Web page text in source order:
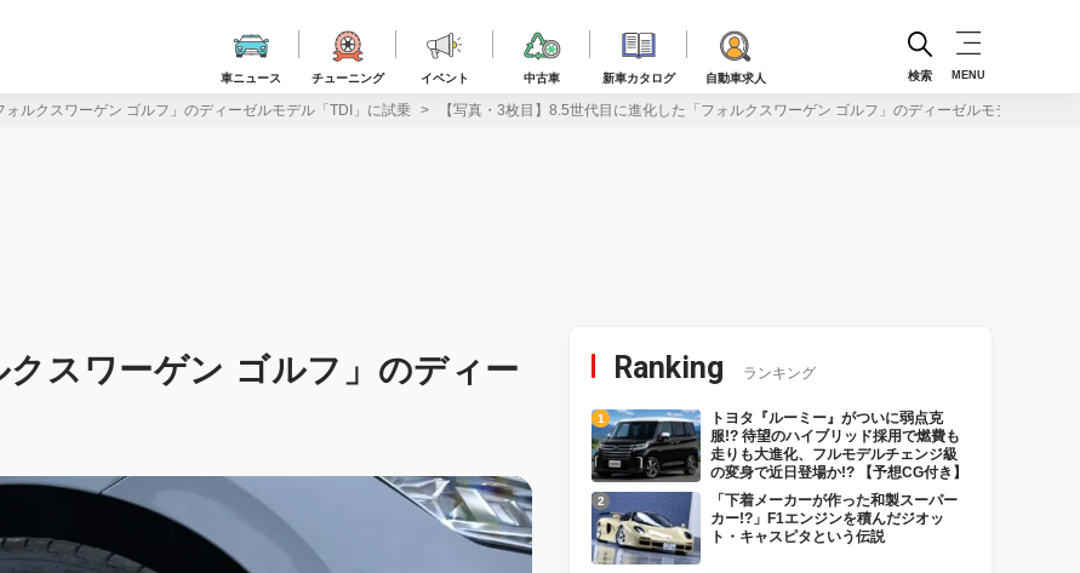
車ニュース チューニング イベント 中古車 新車カタログ 自動車求人 検索 MENU
ルクスワーゲン ゴルフ」のディーゼルモデル「TDI」に試乗 【写真・3枚目】8.5世代目に進化した「フォルクスワーゲン ゴルフ」のディーゼルモデル「TDI
スワーゲン ゴルフ」のディー
Ranking ランキング
トヨタ『ルーミー』がついに弱点克
服!? 待望のハイブリッド採用で燃費も
走りも大進化、フルモデルチェンジ級
の変身で近日登場か!? 【予想CG付き】
「下着メーカーが作った和製スーパー
カー!?」F1エンジンを積んだジオッ
ト・キャスピタという伝説